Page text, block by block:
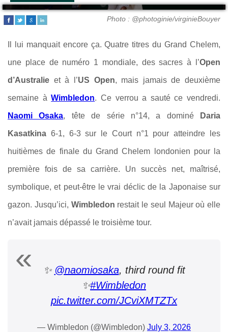
Photo : @photoginie/virginieBouyer
Il lui manquait encore ça. Quatre titres du Grand Chelem,
une place de numéro 1 mondiale, des sacres à l’Open
d’Australie et à l’US Open, mais jamais de deuxième
semaine àWimbledon. Ce verrou a sauté ce vendredi.
Naomi Osaka, tête de série n°14, a dominé Daria
Kasatkina 6-1, 6-3 sur le Court n°1 pour atteindre les
huitièmes de finale du Grand Chelem londonien pour la
première fois de sa carrière. Un succès net, maîtrisé,
symbolique, et peut-être le vrai déclic de la Japonaise sur
gazon. Jusqu’ici, Wimbledon restait le seul Majeur où elle
n’avait jamais dépassé le troisième tour.
✨ @naomiosaka, third round fit
✨#Wimbledon
pic.twitter.com/JCviXMTZTx
— Wimbledon (@Wimbledon) July 3, 2026